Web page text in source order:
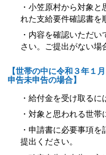
・小笠原村から対象
れた支給要件確認書を
・内容を確認いただ
さい。ご提出がない場
【世帯の中に令和３年１
申告未申告の場合】
・給付金を受け取るに
・対象と思われる世帯
・申請書に必要事項
提出ください。